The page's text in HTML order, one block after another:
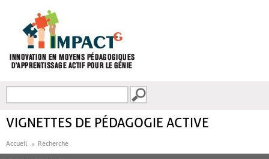
FORMULAIRE DE
VIGNETTES DE PÉDAGOGIE ACTIVE
Accueil Recherche